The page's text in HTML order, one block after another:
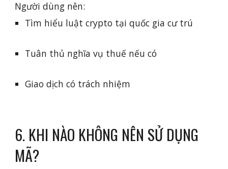
Người dùng nên:
Tìm hiểu luật crypto tại quốc gia cư trú
Tuân thủ nghĩa vụ thuế nếu có
Giao dịch có trách nhiệm
6. KHI NÀO KHÔNG NÊN SỬ DỤNG
MÃ?